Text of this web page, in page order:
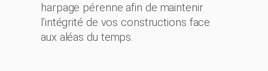
harpage pérenne afin de maintenir
l’intégrité de vos constructions face
aux aléas du temps.